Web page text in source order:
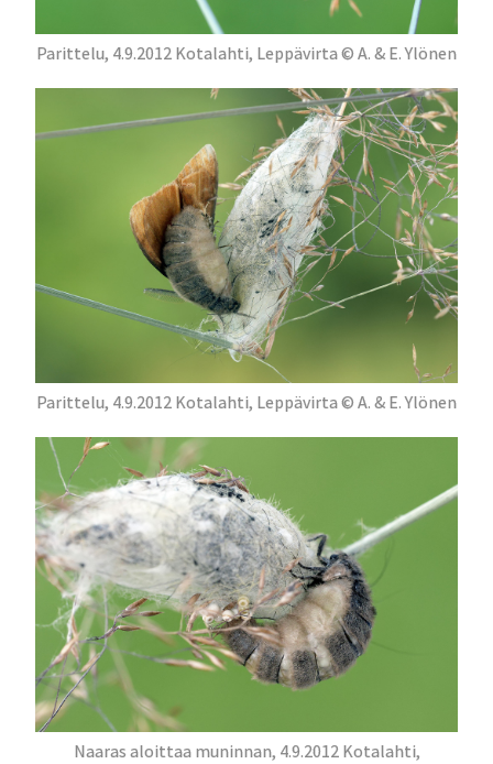
Parittelu, 4.9.2012 Kotalahti, Leppävirta © A. & E. Ylönen
Parittelu, 4.9.2012 Kotalahti, Leppävirta © A. & E. Ylönen
Naaras aloittaa muninnan, 4.9.2012 Kotalahti,